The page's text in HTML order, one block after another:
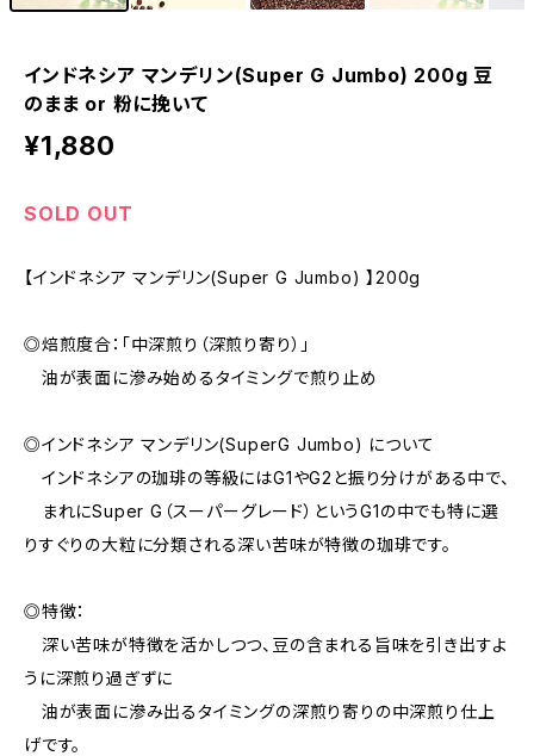
インドネシア マンデリン(Super G Jumbo) 200g 豆
のまま or 粉に挽いて
¥1,880
SOLD OUT
【インドネシア マンデリン(Super G Jumbo) 】200g
◎焙煎度合：「中深煎り（深煎り寄り）」
油が表面に滲み始めるタイミングで煎り止め
◎インドネシア マンデリン(SuperG Jumbo) について
インドネシアの珈琲の等級にはG1やG2と振り分けがある中で、
まれにSuper G（スーパーグレード）というG1の中でも特に選
りすぐりの大粒に分類される深い苦味が特徴の珈琲です。
◎特徴：
深い苦味が特徴を活かしつつ、豆の含まれる旨味を引き出すよ
うに深煎り過ぎずに
油が表面に滲み出るタイミングの深煎り寄りの中深煎り仕上
げです。